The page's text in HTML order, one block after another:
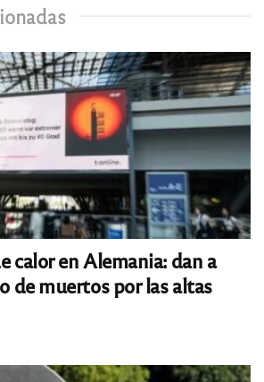
calor en Alemania: dan a
de muertos por las altas